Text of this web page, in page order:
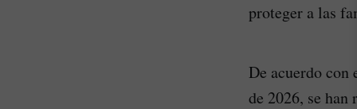
proteger a las
De acuerdo
de 2026, se